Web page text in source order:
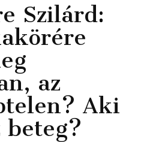
Szilárd:
az
Aki